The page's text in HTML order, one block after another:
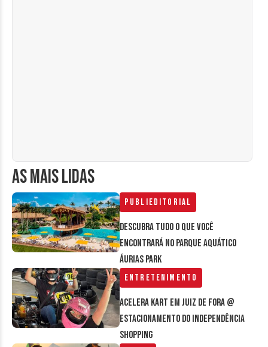
AS MAIS LIDAS
Publieditorial
Descubra tudo o que você
encontrará no parque aquático
Áurias Park
Entretenimento
Acelera Kart em Juiz de Fora @
estacionamento do Independência
Shopping